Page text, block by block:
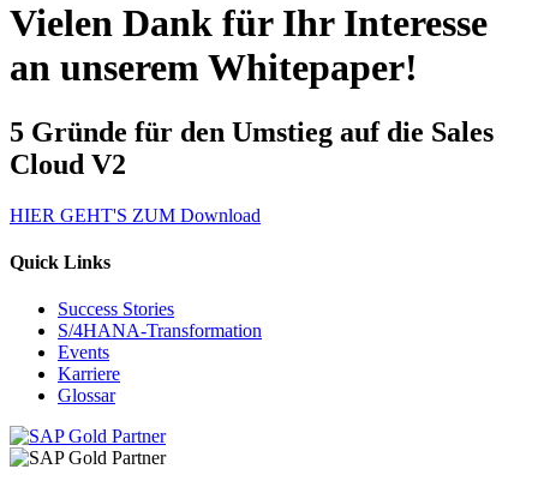
Vielen Dank für Ihr Interesse
an unserem Whitepaper!
5 Gründe für den Umstieg auf die Sales
Cloud V2
HIER GEHT'S ZUM Download
Quick Links
Success Stories
S/4HANA-Transformation
Events
Karriere
Glossar